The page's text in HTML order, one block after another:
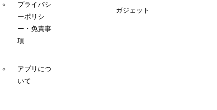
プライバシ
ーポリシ
ー・免責事
項
アプリにつ
いて
ガジェット